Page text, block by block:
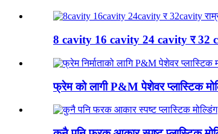
8 cavity 16 cavity 24 cavity र 32
फ्रेम को लागी P&M पेशेवर प्लास्टिक